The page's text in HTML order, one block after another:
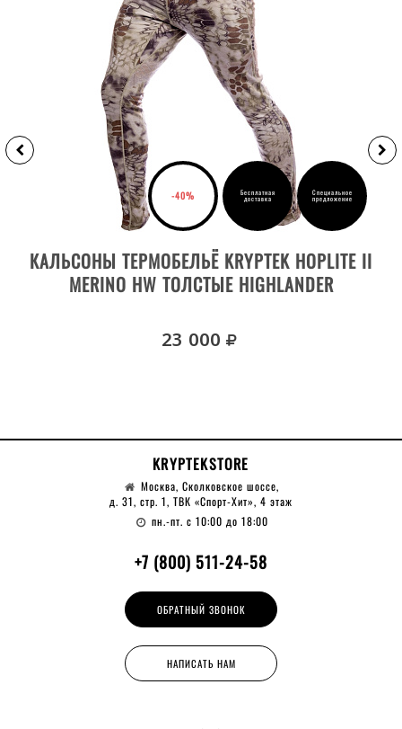
ВЫБРАТЬ РАЗМЕР
-40% Бесплатная
доставка
Специальное
предложение
КАЛЬСОНЫ ТЕРМОБЕЛЬЁ KRYPTEK HOPLITE II
MERINO HW ТОЛСТЫЕ HIGHLANDER
23 000
KRYPTEKSTORE
Москва, Сколковское шоссе,
д. 31, стр. 1, ТВК «Спорт-Хит», 4 этаж
пн.-пт. с 10:00 до 18:00
+7 (800) 511-24-58
ОБРАТНЫЙ ЗВОНОК
НАПИСАТЬ НАМ